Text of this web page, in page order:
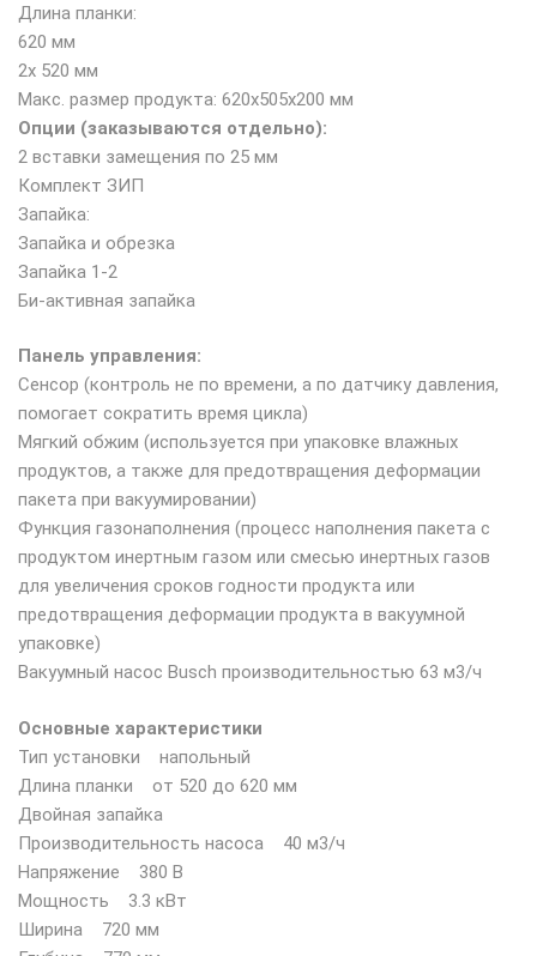
Длина планки:
620 мм
2x 520 мм
Макс. размер продукта: 620x505x200 мм
Опции (заказываются отдельно):
2 вставки замещения по 25 мм
Комплект ЗИП
Запайка:
Запайка и обрезка
Запайка 1-2
Би-активная запайка
Панель управления:
Сенсор (контроль не по времени, а по датчику давления,
помогает сократить время цикла)
Мягкий обжим (используется при упаковке влажных
продуктов, а также для предотвращения деформации
пакета при вакуумировании)
Функция газонаполнения (процесс наполнения пакета с
продуктом инертным газом или смесью инертных газов
для увеличения сроков годности продукта или
предотвращения деформации продукта в вакуумной
упаковке)
Вакуумный насос Busch производительностью 63 м3/ч
Основные характеристики
Тип установки напольный
Длина планки от 520 до 620 мм
Двойная запайка
Производительность насоса 40 м3/ч
Напряжение 380 В
Мощность 3.3 кВт
Ширина 720 мм